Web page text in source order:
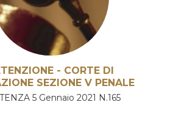
- CORTE DI
SEZIONE V PENALE
5 Gennaio 2021 N.165